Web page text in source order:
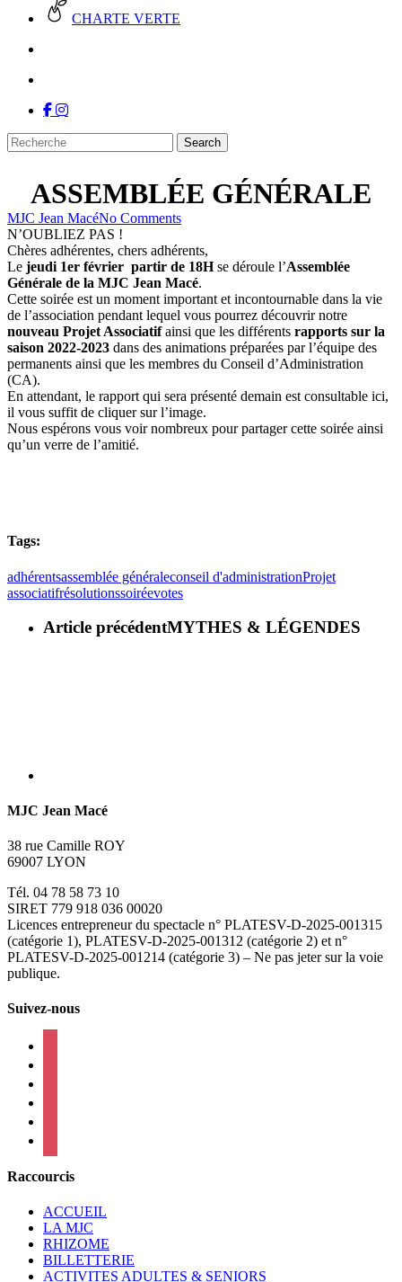
CHARTE VERTE
facebook
instagram
Search
ASSEMBLÉE GÉNÉRALE
MJC Jean MacéNo Comments
N’OUBLIEZ PAS !
Chères adhérentes, chers adhérents,
Lejeudi 1er février partir de 18Hse déroule l’Assemblée
Générale de la MJC Jean Macé.
Cette soirée est un moment important et incontournable dans la vie
de l’association pendant lequel vous pourrez découvrir notre
nouveau Projet Associatifainsi que les différentsrapports sur la
saison 2022-2023 dans des animations préparées par l’équipe des
permanents ainsi que les membres du Conseil d’Administration
(CA).
En attendant, le rapport qui sera présenté demain est consultable ici,
il vous suffit de cliquer sur l’image.
Nous espérons vous voir nombreux pour partager cette soirée ainsi
qu’un verre de l’amitié.
Tags:
adhérentsassemblée généraleconseil d'administrationProjet
associatifrésolutionssoiréevotes
Article précédentMYTHES & LÉGENDES
MJC Jean Macé
38 rue Camille ROY
69007 LYON
Tél. 04 78 58 73 10
SIRET 779 918 036 00020
Licences entrepreneur du spectacle n° PLATESV-D-2025-001315
(catégorie 1), PLATESV-D-2025-001312 (catégorie 2) et n°
PLATESV-D-2025-001214 (catégorie 3) – Ne pas jeter sur la voie
publique.
Suivez-nous
Raccourcis
ACCUEIL
LA MJC
RHIZOME
BILLETTERIE
ACTIVITES ADULTES & SENIORS